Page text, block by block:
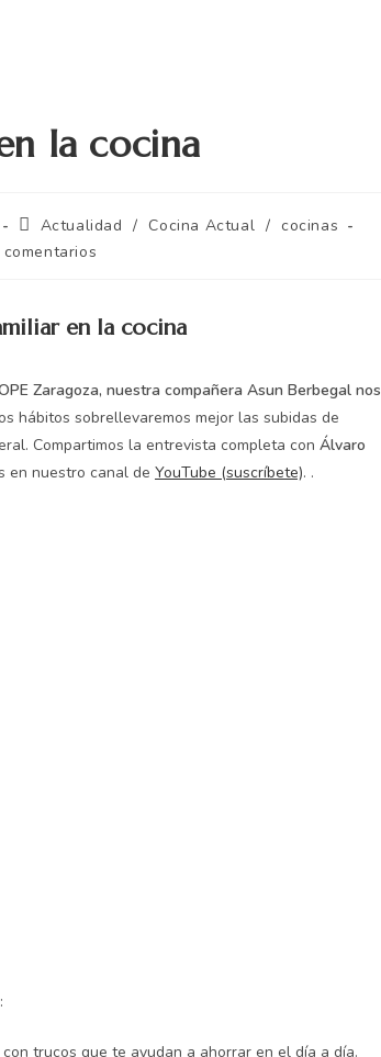
la cocina
Actualidad / Cocina Actual / cocinas
comentarios
en la cocina
Zaragoza, nuestra compañera Asun Berbegal nos
hábitos sobrellevaremos mejor las subidas de
Compartimos la entrevista completa con Álvaro
en nuestro canal de YouTube (suscríbete). .
trucos que te ayudan a ahorrar en el día a día.